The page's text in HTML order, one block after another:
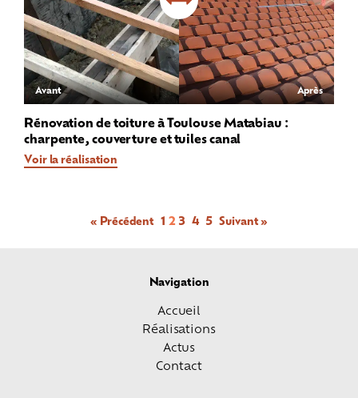
Avant Après
Rénovation de toiture à Toulouse Matabiau :
charpente, couverture et tuiles canal
Voir la réalisation
« Précédent 1 2 3 4 5 Suivant »
Navigation
Accueil
Réalisations
Actus
Contact